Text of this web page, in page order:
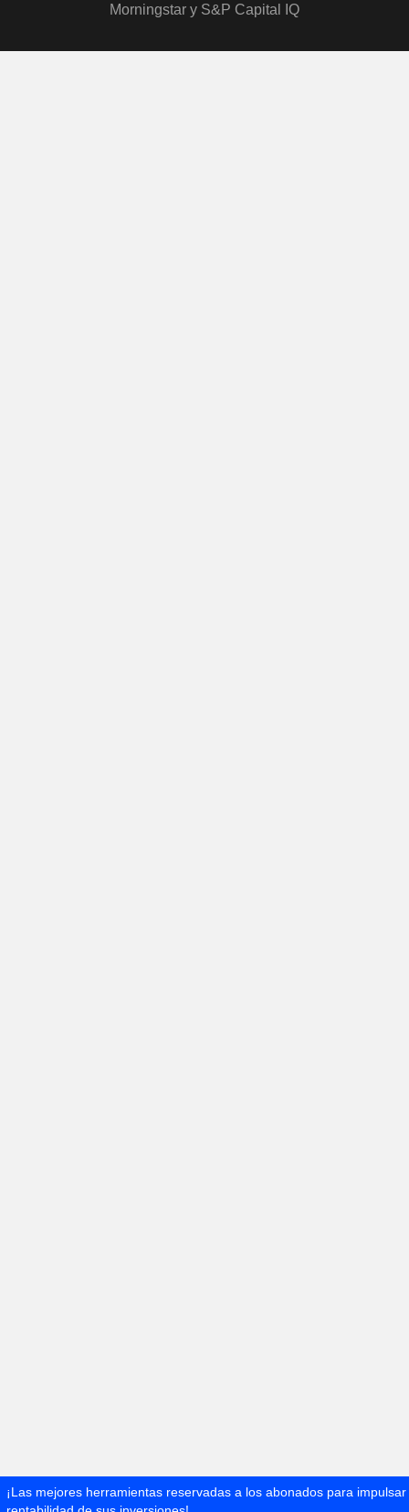
Morningstar y S&P Capital IQ
¡Las mejores herramientas reservadas a los abonados para impulsar